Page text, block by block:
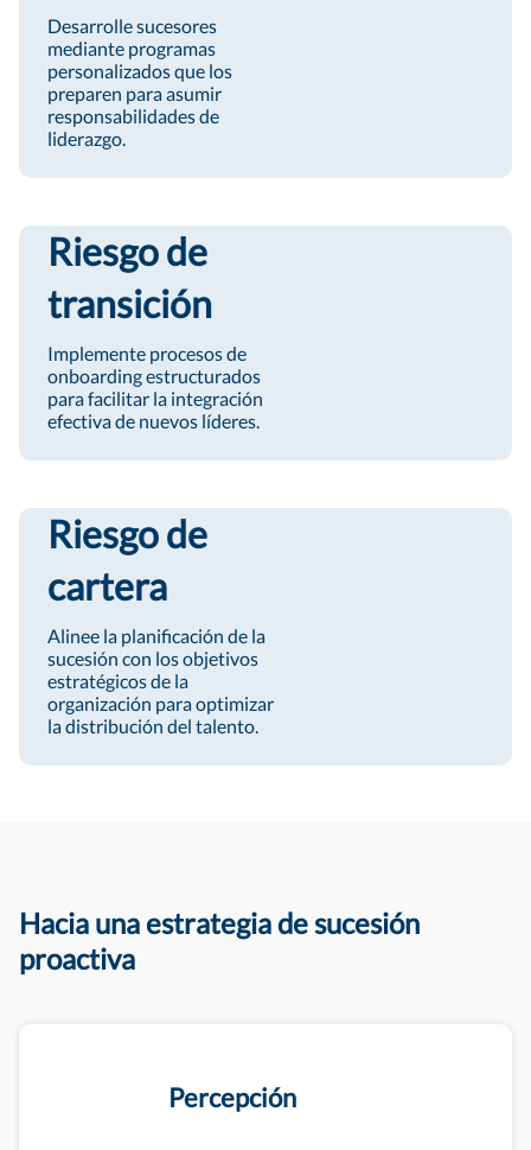
Desarrolle sucesores
mediante programas
personalizados que los
preparen para asumir
responsabilidades de
liderazgo.
Riesgo de
transición
Implemente procesos de
onboarding estructurados
para facilitar la integración
efectiva de nuevos líderes.
Riesgo de
cartera
Alinee la planificación de la
sucesión con los objetivos
estratégicos de la
organización para optimizar
la distribución del talento.
Hacia una estrategia de sucesión
proactiva
Percepción